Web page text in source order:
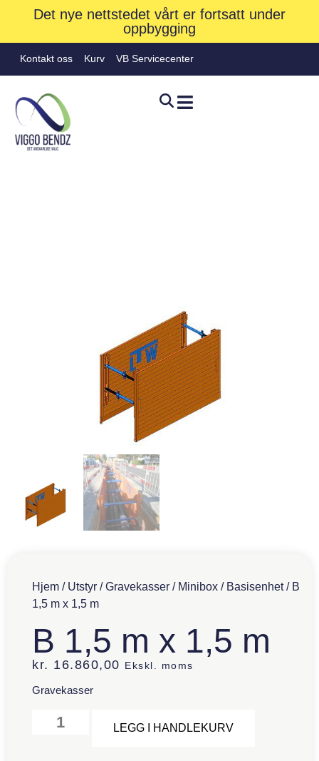
Det nye nettstedet vårt er fortsatt under
oppbygging
Kontakt oss Kurv VB Servicecenter
Hjem / Utstyr /Gravekasser / Minibox / Basisenhet/ B
1,5 m x 1,5 m
B 1,5 m x 1,5 m
kr. 16.860,00 Ekskl. moms
Gravekasser
LEGG I HANDLEKURV